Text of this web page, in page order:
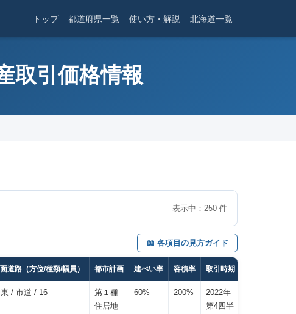
トップ 都道府県一覧 使い方・解説 北海道一覧
取引価格情報
表示中： 250 件
📖 各項目の見方ガイド
道路（方位/種類/幅員） 都市計画 建ぺい率 容積率 取引時期
/ 市道 / 16
第１種
住居地
60% 200%
2022年
第4四半